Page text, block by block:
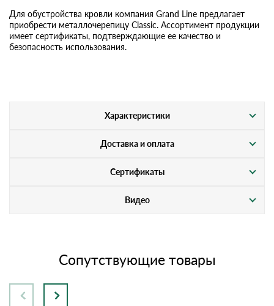
Для обустройства кровли компания Grand Line предлагает
приобрести металлочерепицу Classic. Ассортимент продукции
имеет сертификаты, подтверждающие ее качество и
безопасность использования.
Характеристики
Доставка и оплата
Сертификаты
Видео
Сопутствующие товары